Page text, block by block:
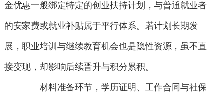
金优惠一般绑定特定的创业扶持计划，与普通就业者
的安家费或就业补贴属于平行体系。若计划长期发
展，职业培训与继续教育机会也是隐性资源，虽不直
接变现，却影响后续晋升与积分累积。
材料准备环节，学历证明、工作合同与社保